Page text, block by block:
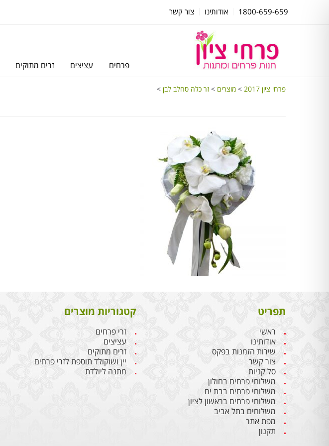
1800-659-659 אודותינו צור קשר
פרחים עציצים זרים מתוקים
פרחי ציון 2017 > מוצרים > זר כלה סחלב לבן >
תפריט
ראשי
אודותינו
שירות הזמנות בפקס
צור קשר
סל קניות
משלוחי פרחים בחולון
משלוחי פרחים בבת ים
משלוחי פרחים בראשון לציון
משלוחים בתל אביב
מפת אתר
תקנון
קטגוריות מוצרים
זרי פרחים
עציצים
זרים מתוקים
יין ושוקולד תוספת לזרי פרחים
מתנה ליולדת